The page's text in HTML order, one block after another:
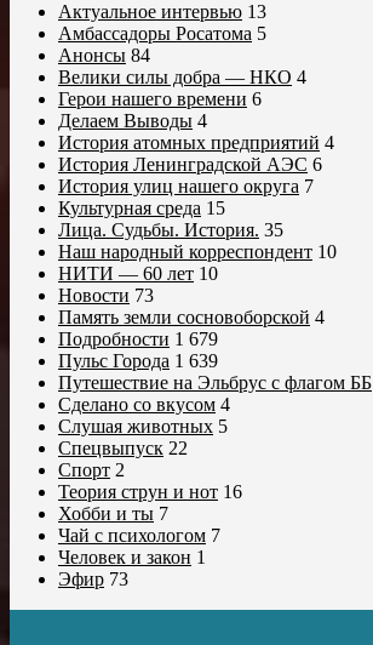
Актуальное интервью 13
Амбассадоры Росатома 5
Анонсы 84
Велики силы добра — НКО 4
Герои нашего времени 6
Делаем Выводы 4
История атомных предприятий 4
История Ленинградской АЭС 6
История улиц нашего округа 7
Культурная среда 15
Лица. Судьбы. История. 35
Наш народный корреспондент 10
НИТИ — 60 лет 10
Новости 73
Память земли сосновоборской 4
Подробности 1 679
Пульс Города 1 639
Путешествие на Эльбрус с флагом ББ
Сделано со вкусом 4
Слушая животных 5
Спецвыпуск 22
Спорт 2
Теория струн и нот 16
Хобби и ты 7
Чай с психологом 7
Человек и закон 1
Эфир 73